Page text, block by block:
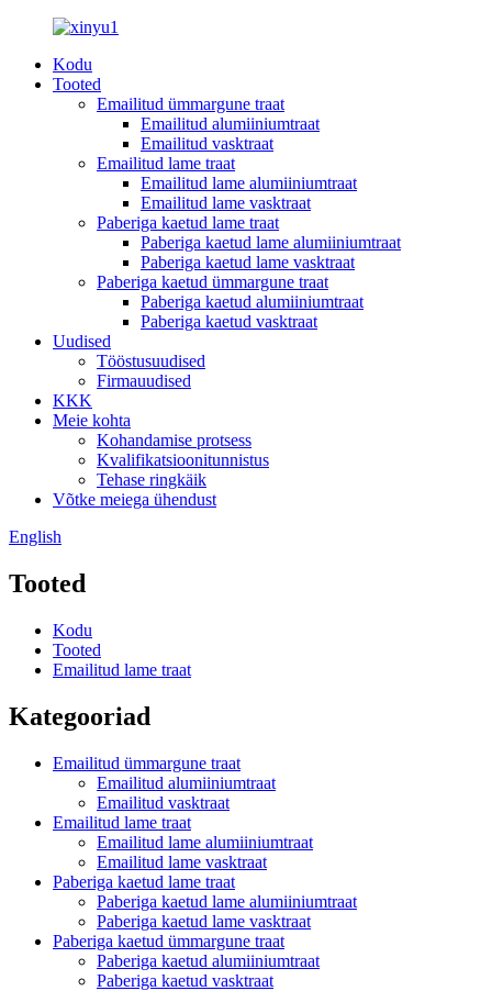
Kodu
Tooted
Emailitud ümmargune traat
Emailitud alumiiniumtraat
Emailitud vasktraat
Emailitud lame traat
Emailitud lame alumiiniumtraat
Emailitud lame vasktraat
Paberiga kaetud lame traat
Paberiga kaetud lame alumiiniumtraat
Paberiga kaetud lame vasktraat
Paberiga kaetud ümmargune traat
Paberiga kaetud alumiiniumtraat
Paberiga kaetud vasktraat
Uudised
Tööstusuudised
Firmauudised
KKK
Meie kohta
Kohandamise protsess
Kvalifikatsioonitunnistus
Tehase ringkäik
Võtke meiega ühendust
English
Tooted
Kodu
Tooted
Emailitud lame traat
Kategooriad
Emailitud ümmargune traat
Emailitud alumiiniumtraat
Emailitud vasktraat
Emailitud lame traat
Emailitud lame alumiiniumtraat
Emailitud lame vasktraat
Paberiga kaetud lame traat
Paberiga kaetud lame alumiiniumtraat
Paberiga kaetud lame vasktraat
Paberiga kaetud ümmargune traat
Paberiga kaetud alumiiniumtraat
Paberiga kaetud vasktraat